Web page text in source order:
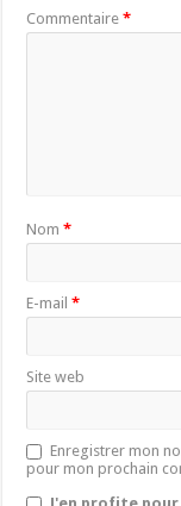
Commentaire*
Nom*
E-mail*
Site web
Enregistrer mon
pour mon prochain